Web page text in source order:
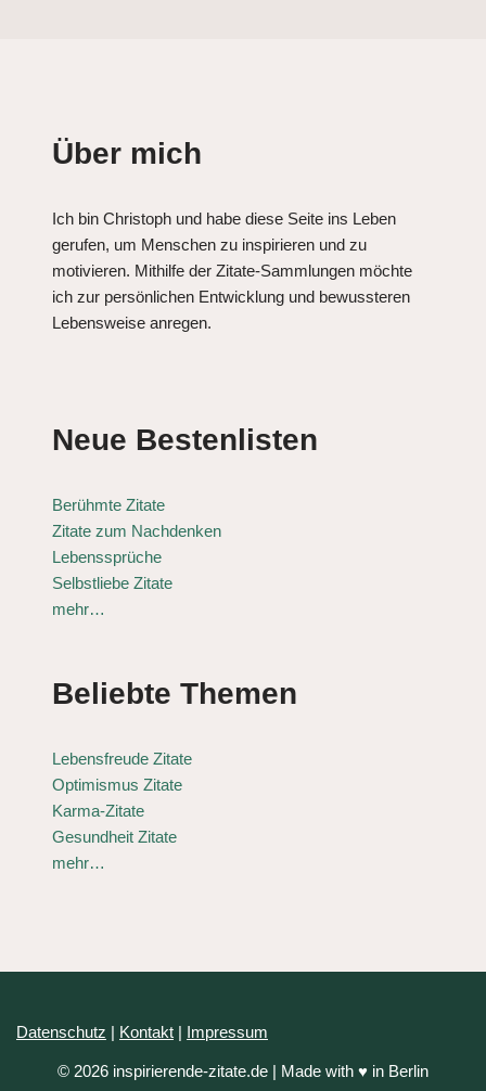
Über mich
Ich bin Christoph und habe diese Seite ins Leben
gerufen, um Menschen zu inspirieren und zu
motivieren. Mithilfe der Zitate-Sammlungen möchte
ich zur persönlichen Entwicklung und bewussteren
Lebensweise anregen.
Neue Bestenlisten
Berühmte Zitate
Zitate zum Nachdenken
Lebenssprüche
Selbstliebe Zitate
mehr…
Beliebte Themen
Lebensfreude Zitate
Optimismus Zitate
Karma-Zitate
Gesundheit Zitate
mehr…
Datenschutz | Kontakt | Impressum
© 2026 inspirierende-zitate.de | Made with ♥ in Berlin